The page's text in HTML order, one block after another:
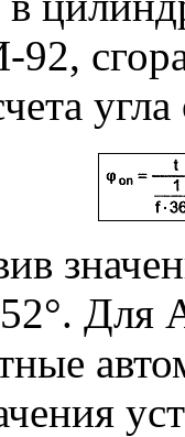
Для